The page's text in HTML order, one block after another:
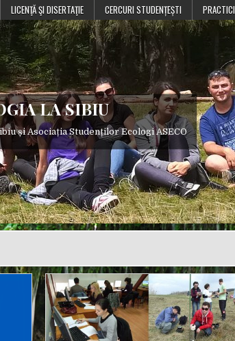
LICENŢĂ ŞI DISERTAŢIE CERCURI STUDENȚEȘTI PRACTICI
LA SIBIU
și Asociația Studenților Ecologi ASECO
Posted